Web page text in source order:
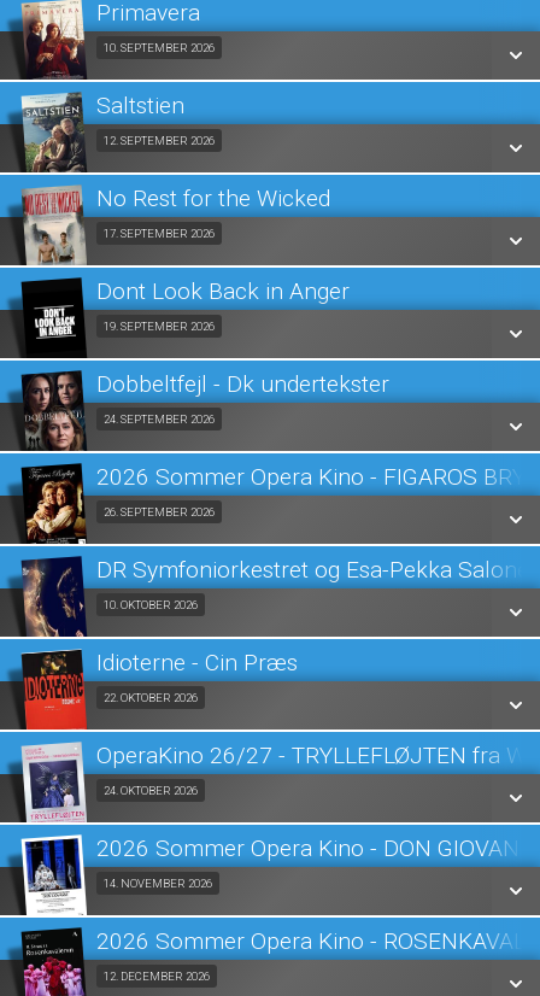
SE ALLE DAGE
LÆS MERE
Primavera
10. SEPTEMBER 2026
SE ALLE DAGE
LÆS MERE
Saltstien
12. SEPTEMBER 2026
SE ALLE DAGE
LÆS MERE
No Rest for the Wicked
17. SEPTEMBER 2026
SE ALLE DAGE
LÆS MERE
Dont Look Back in Anger
19. SEPTEMBER 2026
SE ALLE DAGE
LÆS MERE
Dobbeltfejl - Dk undertekster
24. SEPTEMBER 2026
SE ALLE DAGE
LÆS MERE
2026 Sommer Opera Kino - FIGAROS
26. SEPTEMBER 2026
SE ALLE DAGE
LÆS MERE
DR Symfoniorkestret og Esa-Pekka
10. OKTOBER 2026
SE ALLE DAGE
LÆS MERE
Idioterne - Cin Præs
22. OKTOBER 2026
SE ALLE DAGE
LÆS MERE
OperaKino 26/27 - TRYLLEFLØJTEN fra
24. OKTOBER 2026
SE ALLE DAGE
LÆS MERE
2026 Sommer Opera Kino - DON
14. NOVEMBER 2026
SE ALLE DAGE
2026 Sommer Opera Kino -
12. DECEMBER 2026